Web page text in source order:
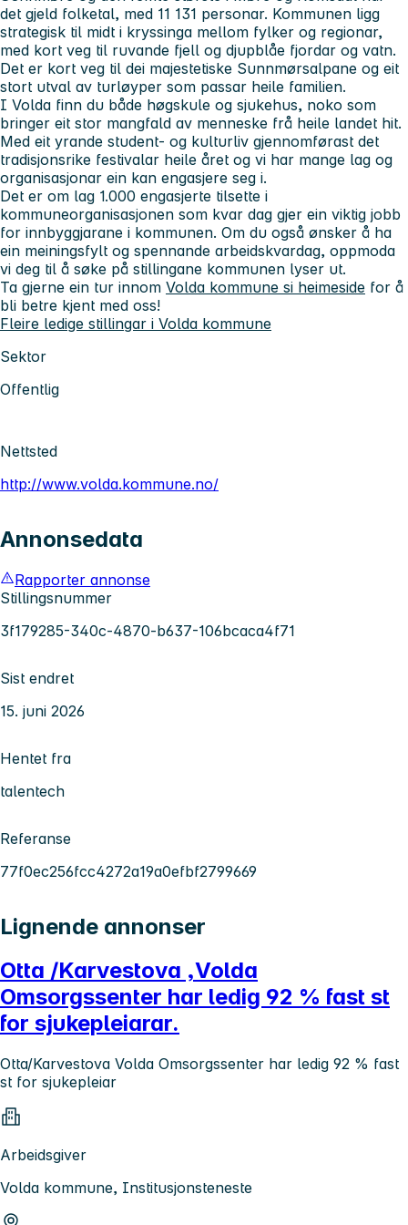
det gjeld folketal, med 11 131 personar. Kommunen ligg
strategisk til midt i kryssinga mellom fylker og regionar,
med kort veg til ruvande fjell og djupblåe fjordar og vatn.
Det er kort veg til dei majestetiske Sunnmørsalpane og eit
stort utval av turløyper som passar heile familien.
I Volda finn du både høgskule og sjukehus, noko som
bringer eit stor mangfald av menneske frå heile landet hit.
Med eit yrande student- og kulturliv gjennomførast det
tradisjonsrike festivalar heile året og vi har mange lag og
organisasjonar ein kan engasjere seg i.
Det er om lag 1.000 engasjerte tilsette i
kommuneorganisasjonen som kvar dag gjer ein viktig jobb
for innbyggjarane i kommunen. Om du også ønsker å ha
ein meiningsfylt og spennande arbeidskvardag, oppmoda
vi deg til å søke på stillingane kommunen lyser ut.
Ta gjerne ein tur innom Volda kommune si heimeside for å
bli betre kjent med oss!
Fleire ledige stillingar i Volda kommune
Sektor
Offentlig
Nettsted
http://www.volda.kommune.no/
Annonsedata
Rapporter annonse
Stillingsnummer
3f179285-340c-4870-b637-106bcaca4f71
Sist endret
15. juni 2026
Hentet fra
talentech
Referanse
77f0ec256fcc4272a19a0efbf2799669
Lignende annonser
Otta /Karvestova ,Volda
Omsorgssenter har ledig 92 % fast st
for sjukepleiarar.
Otta/Karvestova Volda Omsorgssenter har ledig 92 % fast
st for sjukepleiar
Arbeidsgiver
Volda kommune, Institusjonsteneste